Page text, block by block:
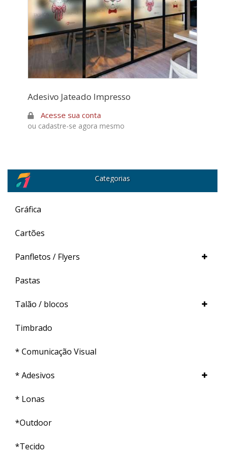
Adesivo Jateado Impresso
Acesse sua conta
ou cadastre-se agora mesmo
Categorias
Gráfica
Cartões
Panfletos / Flyers
Pastas
Talão / blocos
Timbrado
* Comunicação Visual
* Adesivos
* Lonas
*Outdoor
*Tecido